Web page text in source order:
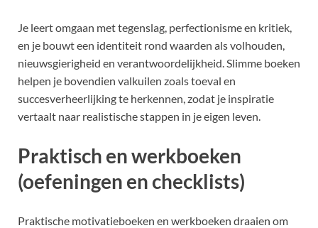
Je leert omgaan met tegenslag, perfectionisme en kritiek,
en je bouwt een identiteit rond waarden als volhouden,
nieuwsgierigheid en verantwoordelijkheid. Slimme boeken
helpen je bovendien valkuilen zoals toeval en
succesverheerlijking te herkennen, zodat je inspiratie
vertaalt naar realistische stappen in je eigen leven.
Praktisch en werkboeken
(oefeningen en checklists)
Praktische motivatieboeken en werkboeken draaien om